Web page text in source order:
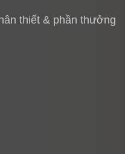
thiết & phần thưởng